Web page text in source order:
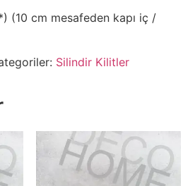
(10 cm mesafeden kapı iç /
Silindir Kilitler